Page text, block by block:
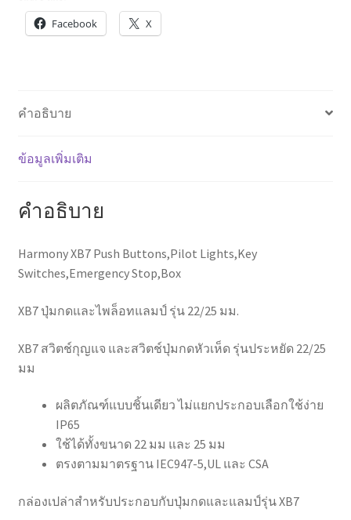
Facebook X
คำอธิบาย
ข้อมูลเพิ่มเติม
คำอธิบาย
Harmony XB7 Push Buttons,Pilot Lights,Key
Switches,Emergency Stop,Box
XB7 ปุ่มกดและไพล็อทแลมป์ รุ่น 22/25 มม.
XB7 สวิตช์กุญแจ และสวิตช์ปุ่มกดหัวเห็ด รุ่นประหยัด 22/25
มม
ผลิตภัณฑ์แบบชิ้นเดียว ไม่แยกประกอบเลือกใช้ง่าย
IP65
ใช้ได้ทั้งขนาด 22 มม และ 25 มม
ตรงตามมาตรฐาน IEC947-5,UL และ CSA
กล่องเปล่าสำหรับประกอบกับปุ่มกดและแลมป์รุ่น XB7